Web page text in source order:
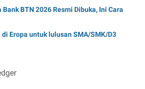
BTN 2026 Resmi Dibuka, Ini Cara
Eropa untuk lulusan SMA/SMK/D3